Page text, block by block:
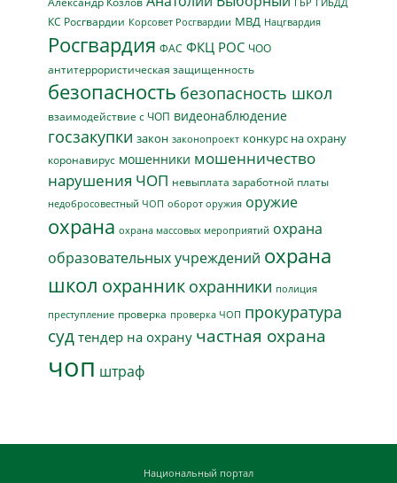
КС Росгвардии Корсовет Росгвардии МВД Нацгвардия
Росгвардия ФАС ФКЦ РОС ЧОО
антитеррористическая защищенность
безопасность безопасность школ
взаимодействие с ЧОП видеонаблюдение
госзакупки закон законопроект конкурс на охрану
коронавирус мошенники мошенничество
нарушения ЧОП невыплата заработной платы
недобросовестный ЧОП оборот оружия оружие
охрана охрана массовых мероприятий охрана
образовательных учреждений охрана
школ охранник охранники полиция
преступление проверка проверка ЧОП прокуратура
суд тендер на охрану частная охрана
чоп штраф
Национальный портал